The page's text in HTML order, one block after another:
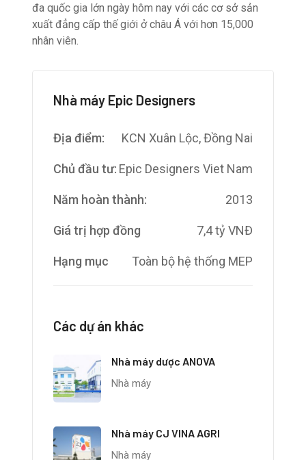
đa quốc gia lớn ngày hôm nay với các cơ sở sản
xuất đẳng cấp thế giới ở châu Á với hơn 15,000
nhân viên.
Nhà máy Epic Designers
Địa điểm: KCN Xuân Lộc, Đồng Nai
Chủ đầu tư: Epic Designers Viet Nam
Năm hoàn thành: 2013
Giá trị hợp đồng 7,4 tỷ VNĐ
Hạng mục Toàn bộ hệ thống MEP
Các dự án khác
Nhà máy dược ANOVA
Nhà máy
Nhà máy CJ VINA AGRI
Nhà máy